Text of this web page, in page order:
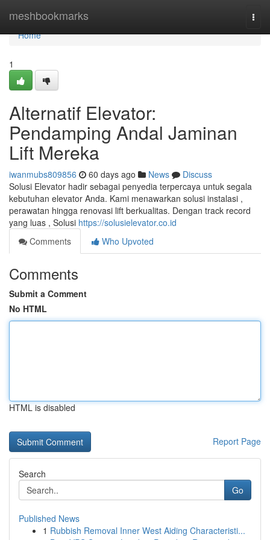
meshbookmarks
Home
Home
1
Alternatif Elevator:
Pendamping Andal Jaminan
Lift Mereka
iwanmubs809856 60 days ago News
Discuss
Solusi Elevator hadir sebagai penyedia terpercaya untuk segala
kebutuhan elevator Anda. Kami menawarkan solusi instalasi ,
perawatan hingga renovasi lift berkualitas. Dengan track record
yang luas , Solusi https://solusielevator.co.id
Comments
Who Upvoted
Comments
Submit a Comment
No HTML
HTML is disabled
Report Page
Search
Go
Published News
1 Rubbish Removal Inner West Aiding Characteristi...